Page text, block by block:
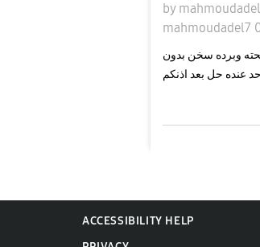
by
mahmoudadel7
اي حاجةقفلته وفتحته وبرده سخن بدون
عنده حل بعد اذنكم
ACCESSIBILITY HELP